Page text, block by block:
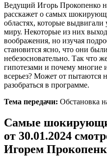
Ведущий Игорь Прокопенко
расскажет о самых
областях, которые
миру. Некоторые из них
воображения, но изучая
становится ясно, что они
небезосновательно. Так что
гипотезами и почему многие
всерьез? Может от пытаются
разобраться в программе.
Тема передачи: Обстановка
Самые
от 30.01.2024
Игорем